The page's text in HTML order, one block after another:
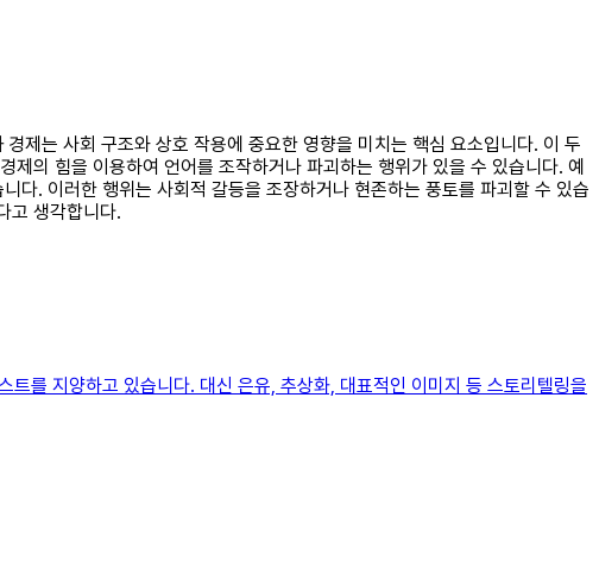
제는 사회 구조와 상호 작용에 중요한 영향을 미치는 핵심 요소입니다. 이 두
의 힘을 이용하여 언어를 조작하거나 파괴하는 행위가 있을 수 있습니다. 예
다. 이러한 행위는 사회적 갈등을 조장하거나 현존하는 풍토를 파괴할 수 있습
고 생각합니다.
를 지양하고 있습니다. 대신 은유, 추상화, 대표적인 이미지 등 스토리텔링을